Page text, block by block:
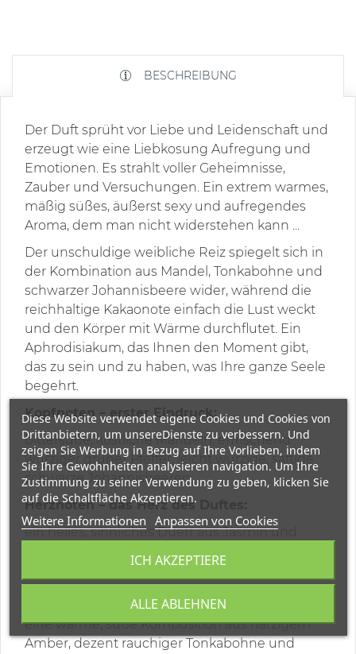
BESCHREIBUNG
Der Duft sprüht vor Liebe und Leidenschaft und
erzeugt wie eine Liebkosung Aufregung und
Emotionen. Es strahlt voller Geheimnisse,
Zauber und Versuchungen. Ein extrem warmes,
mäßig süßes, äußerst sexy und aufregendes
Aroma, dem man nicht widerstehen kann ...
Der unschuldige weibliche Reiz spiegelt sich in
der Kombination aus Mandel, Tonkabohne und
schwarzer Johannisbeere wider, während die
reichhaltige Kakaonote einfach die Lust weckt
und den Körper mit Wärme durchflutet. Ein
Aphrodisiakum, das Ihnen den Moment gibt,
das zu sein und zu haben, was Ihre ganze Seele
begehrt.
Kopfnoten – erster Eindruck:
bittersüße, köstliche Mandeln, erfrischend
würziger grüner Pfeffer, leicht würzige, saftige
schwarze Johannisbeeren;
Herznoten – das Herz des Duftes:
ein helles, sinnliches Duett aus Jasmin und
Hauptnoten (Basisnoten) – Schlussakkord:
eine warme, süße Komposition aus harzigem
Amber, dezent rauchiger Tonkabohne und
Diese Website verwendet eigene Cookies und Cookies von
Drittanbietern, um unsereDienste zu verbessern. Und
zeigen Sie Werbung in Bezug auf Ihre Vorlieben, indem
Sie Ihre Gewohnheiten analysieren navigation. Um Ihre
Zustimmung zu seiner Verwendung zu geben, klicken Sie
auf die Schaltfläche Akzeptieren.
Weitere Informationen Anpassen von Cookies
ALLE ABLEHNEN
ICH AKZEPTIERE